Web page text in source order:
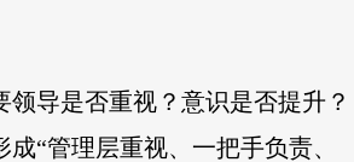
导是否重视？意识是否提升？
“管理层重视、一把手负责、